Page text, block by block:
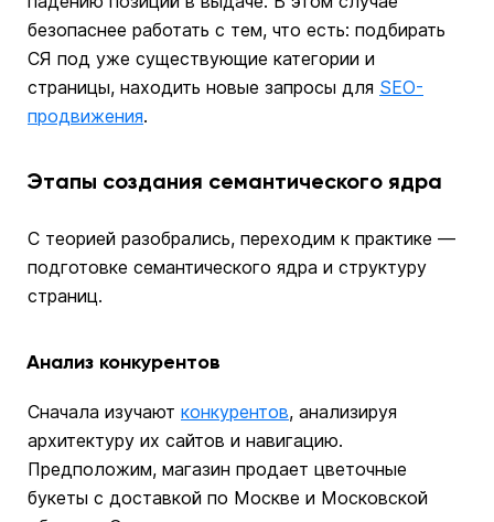
безопаснее работать с тем, что есть: подбирать
СЯ под уже существующие категории и
страницы, находить новые запросы для SEO-
продвижения.
Этапы создания семантического ядра
С теорией разобрались, переходим к практике —
подготовке семантического ядра и структуру
страниц.
Анализ конкурентов
Сначала изучают конкурентов, анализируя
архитектуру их сайтов и навигацию.
Предположим, магазин продает цветочные
букеты с доставкой по Москве и Московской